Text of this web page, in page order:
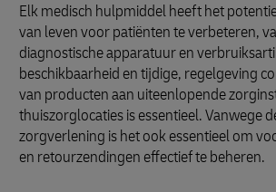
Elk medisch hulpmiddel heeft het
van leven voor patiënten te verbeteren,
diagnostische apparatuur en
beschikbaarheid en tijdige, regelgeving
van producten aan uiteenlopende
thuiszorglocaties is essentieel. Vanwege
zorgverlening is het ook essentieel om
en retourzendingen effectief te beheren.